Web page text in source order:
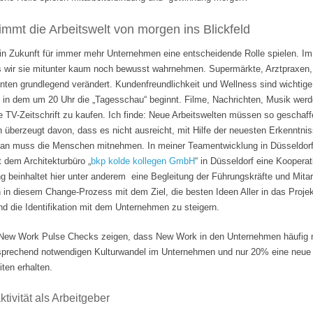
die Arbeitswelt von morgen ins Blickfeld
Zukunft für immer mehr Unternehmen eine entscheidende Rolle spielen.
sie mitunter kaum noch bewusst wahrnehmen. Supermärkte,
grundlegend verändert. Kundenfreundlichkeit und Wellness sind
dem um 20 Uhr die „Tagesschau“ beginnt. Filme, Nachrichten, Musik
TV-Zeitschrift zu kaufen. Ich finde: Neue Arbeitswelten müssen so
davon, dass es nicht ausreicht, mit Hilfe der neuesten
muss die Menschen mitnehmen. In meiner Teamentwicklung in
Architekturbüro „bkp kolde kollegen GmbH“ in Düsseldorf eine
beinhaltet hier unter anderem eine Begleitung der Führungskräfte und
diesem Change-Prozess mit dem Ziel, die besten Ideen Aller in das
die Identifikation mit dem Unternehmen zu steigern.
Work Pulse Checks zeigen, dass New Work in den Unternehmen
notwendigen Kulturwandel im Unternehmen und nur 20% eine
erhalten.
als Arbeitgeber